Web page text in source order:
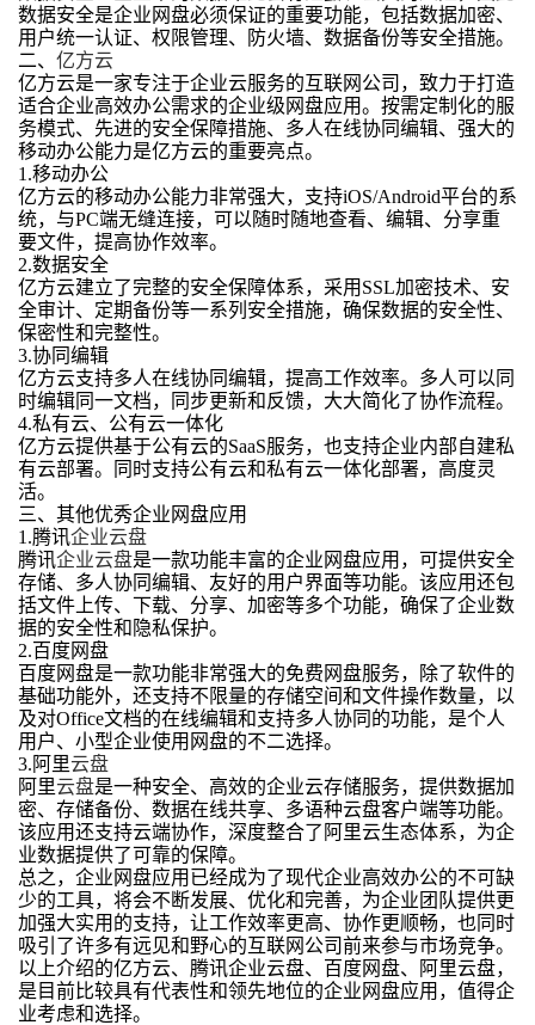
数据安全是企业网盘必须保证的重要功能，包括数据加密、
用户统一认证、权限管理、防火墙、数据备份等安全措施。
二、 亿方云
亿方云是一家专注于企业云服务的互联网公司，致力于打造
适合企业高效办公需求的企业级网盘应用。按需定制化的服
务模式、先进的安全保障措施、多人在线协同编辑、强大的
移动办公能力是亿方云的重要亮点。
1.移动办公
亿方云的移动办公能力非常强大，支持iOS/Android平台的系
统，与PC端无缝连接，可以随时随地查看、编辑、分享重
要文件，提高协作效率。
2.数据安全
亿方云建立了完整的安全保障体系，采用SSL加密技术、安
全审计、定期备份等一系列安全措施，确保数据的安全性、
保密性和完整性。
3.协同编辑
亿方云支持多人在线协同编辑，提高工作效率。多人可以同
时编辑同一文档，同步更新和反馈，大大简化了协作流程。
4.私有云、公有云一体化
亿方云提供基于公有云的SaaS服务，也支持企业内部自建私
有云部署。同时支持公有云和私有云一体化部署，高度灵
活。
三、其他优秀企业网盘应用
1.腾讯企业云盘
腾讯企业云盘是一款功能丰富的企业网盘应用，可提供安全
存储、多人协同编辑、友好的用户界面等功能。该应用还包
括文件上传、下载、分享、加密等多个功能，确保了企业数
据的安全性和隐私保护。
2.百度网盘
百度网盘是一款功能非常强大的免费网盘服务，除了软件的
基础功能外，还支持不限量的存储空间和文件操作数量，以
及对Office文档的在线编辑和支持多人协同的功能，是个人
用户、小型企业使用网盘的不二选择。
3.阿里云盘
阿里云盘是一种安全、高效的企业云存储服务，提供数据加
密、存储备份、数据在线共享、多语种云盘客户端等功能。
该应用还支持云端协作，深度整合了阿里云生态体系，为企
业数据提供了可靠的保障。
总之，企业网盘应用已经成为了现代企业高效办公的不可缺
少的工具，将会不断发展、优化和完善，为企业团队提供更
加强大实用的支持，让工作效率更高、协作更顺畅，也同时
吸引了许多有远见和野心的互联网公司前来参与市场竞争。
以上介绍的亿方云、腾讯企业云盘、百度网盘、阿里云盘，
是目前比较具有代表性和领先地位的企业网盘应用，值得企
业考虑和选择。